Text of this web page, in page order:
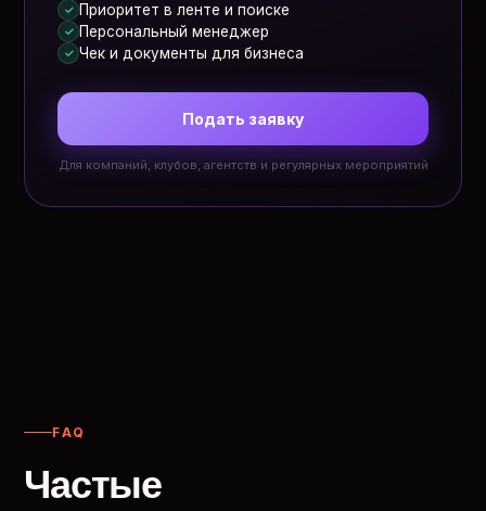
✓ Приоритет в ленте и поиске
✓ Персональный менеджер
✓ Чек и документы для бизнеса
Подать заявку
Для компаний, клубов, агентств и регулярных мероприятий
FAQ
Частые